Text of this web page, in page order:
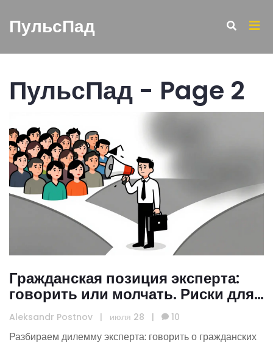
ПульсПад
ПульсПад - Page 2
Гражданская позиция эксперта:
говорить или молчать. Риски для
личного бренда
Aleksandr Postnov | июля 28 | 10
Разбираем дилемму эксперта: говорить о гражданских